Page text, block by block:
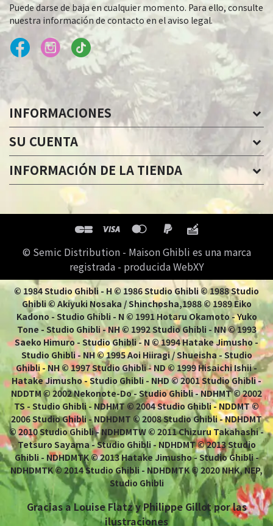
Puede darse de baja en cualquier momento. Para ello, consulte
nuestra información de contacto en el aviso legal.
INFORMACIONES
SU CUENTA
INFORMACIÓN DE LA TIENDA
© Semic Distribution - Maison Ghibli es una marca
registrada - producida WebXY
© 1984 Studio Ghibli - H © 1986 Studio Ghibli © 1988 Studio
Ghibli © Akiyuki Nosaka / Shinchosha,1988 © 1989 Eiko
Kadono - Studio Ghibli - N © 1991 Hotaru Okamoto - Yuko
Tone - Studio Ghibli - NH © 1992 Studio Ghibli - NN © 1993
Saeko Himuro - Studio Ghibli - N © 1994 Hatake Jimusho -
Studio Ghibli - NH © 1995 Aoi Hiiragi / Shueisha - Studio
Ghibli - NH © 1997 Studio Ghibli - ND © 1999 Hisaichi Ishii -
Hatake Jimusho - Studio Ghibli - NHD © 2001 Studio Ghibli -
NDDTM © 2002 Nekonote-Do - Studio Ghibli - NDHMT © 2002
TS - Studio Ghibli - NDHMT © 2004 Studio Ghibli - NDDMT ©
2006 Studio Ghibli - NDHDMT © 2008 Studio Ghibli - NDHDMT
© 2010 Studio Ghibli - NDHDMTW © 2011 Chizuru Takahashi -
Tetsuro Sayama - Studio Ghibli - NDHDMT © 2013 Studio
Ghibli - NDHDMTK © 2013 Hatake Jimusho - Studio Ghibli -
NDHDMTK © 2014 Studio Ghibli - NDHDMTK © 2020 NHK, NEP,
Studio Ghibli
Gracias a Louise Flatz y Philippe Gillot por las
ilustraciones